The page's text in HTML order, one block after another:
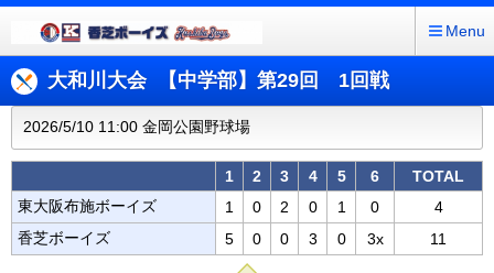
Menu
大和川大会 【中学部】第29回 1回戦
2026/5/10 11:00 金岡公園野球場
1 2 3 4 5 6
TOTAL
東大阪布施ボーイズ
1 0 2 0 1 0
4
香芝ボーイズ
5 0 0 3 0 3x 11